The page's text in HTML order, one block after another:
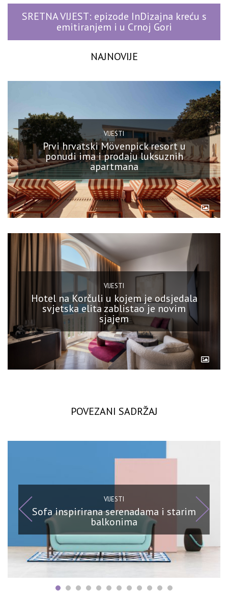
SRETNA VIJEST: epizode InDizajna kreću s
emitiranjem i u Crnoj Gori
NAJNOVIJE
VIJESTI
Prvi hrvatski Mövenpick resort u
ponudi ima i prodaju luksuznih
apartmana
VIJESTI
Hotel na Korčuli u kojem je odsjedala
svjetska elita zablistao je novim
sjajem
POVEZANI SADRŽAJ
VIJESTI
Sofa inspirirana serenadama i starim
balkonima